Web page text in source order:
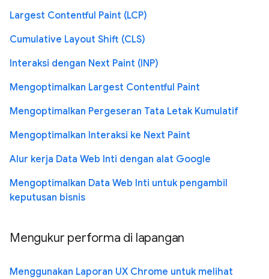
Largest Contentful Paint (LCP)
Cumulative Layout Shift (CLS)
Interaksi dengan Next Paint (INP)
Mengoptimalkan Largest Contentful Paint
Mengoptimalkan Pergeseran Tata Letak Kumulatif
Mengoptimalkan Interaksi ke Next Paint
Alur kerja Data Web Inti dengan alat Google
Mengoptimalkan Data Web Inti untuk pengambil
keputusan bisnis
Mengukur performa di lapangan
Menggunakan Laporan UX Chrome untuk melihat